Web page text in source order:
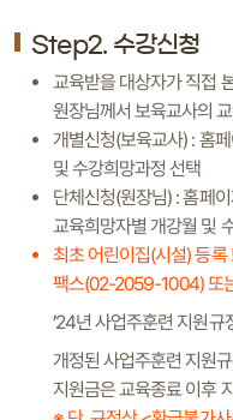
Step2. 수강신청
교육받을 대상자가 직접
원장님께서 보육교사의
개별신청(보육교사) : 홈
및 수강희망과정 선택
단체신청(원장님) : 홈페
교육희망자별 개강월 및
최초 어린이집(시설) 등
팩스(02-2059-1004) 또
’24년 사업주훈련 지원규
개정된 사업주훈련 지원
지원금은 교육종료 이후